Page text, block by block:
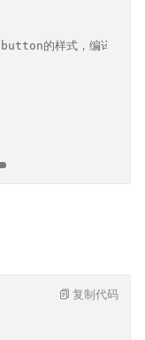
的样式，编译后
复制代码